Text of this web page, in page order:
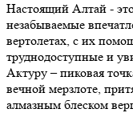
Настоящий Алтай -
незабываемые
вертолетах, с их
труднодоступные и
Актуру – пиковая
вечной мерзлоте,
алмазным блеском